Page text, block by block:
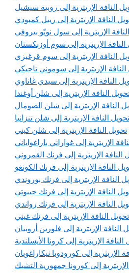
النافة الإريترية إلى روبيه سيشيل
النافة الإريترية إلى رييل كمبودي
الإريترية إلى سول نويّو بيروفي
النافة الإريترية إلى سوم أوزبكستان
النافة الإريترية إلى سوم قرغيزي
الإريترية إلى سوموني تاجيكي
النافة الإريترية إلى سيدي غاناوي
النافة الإريترية إلى شلن أوغندا
النافة الإريترية إلى شلن الصومال
تحويل النافة الإريترية إلى شلن تنزانيا
تحويل النافة الإريترية إلى شلن كيني
الإريترية إلى غواراني باراغواياني
النافة الإريترية إلى فرنك القمروني
النافة الإريترية إلى فرنك الكونغو
النافة الإريترية إلى فرنك بوروندي
النافة الإريترية إلى فرنك جيبوتي
النافة الإريترية إلى فرنك رواندي
تحويل النافة الإريترية إلى فرنك غيني
النافة الإريترية إلى فلورين أروبيان
النافة الإريترية إلى كرونا الأيسلندية
الإريترية إلى كورودوبا نيكاراغويان
إلى كورونا جمهورية التشيك